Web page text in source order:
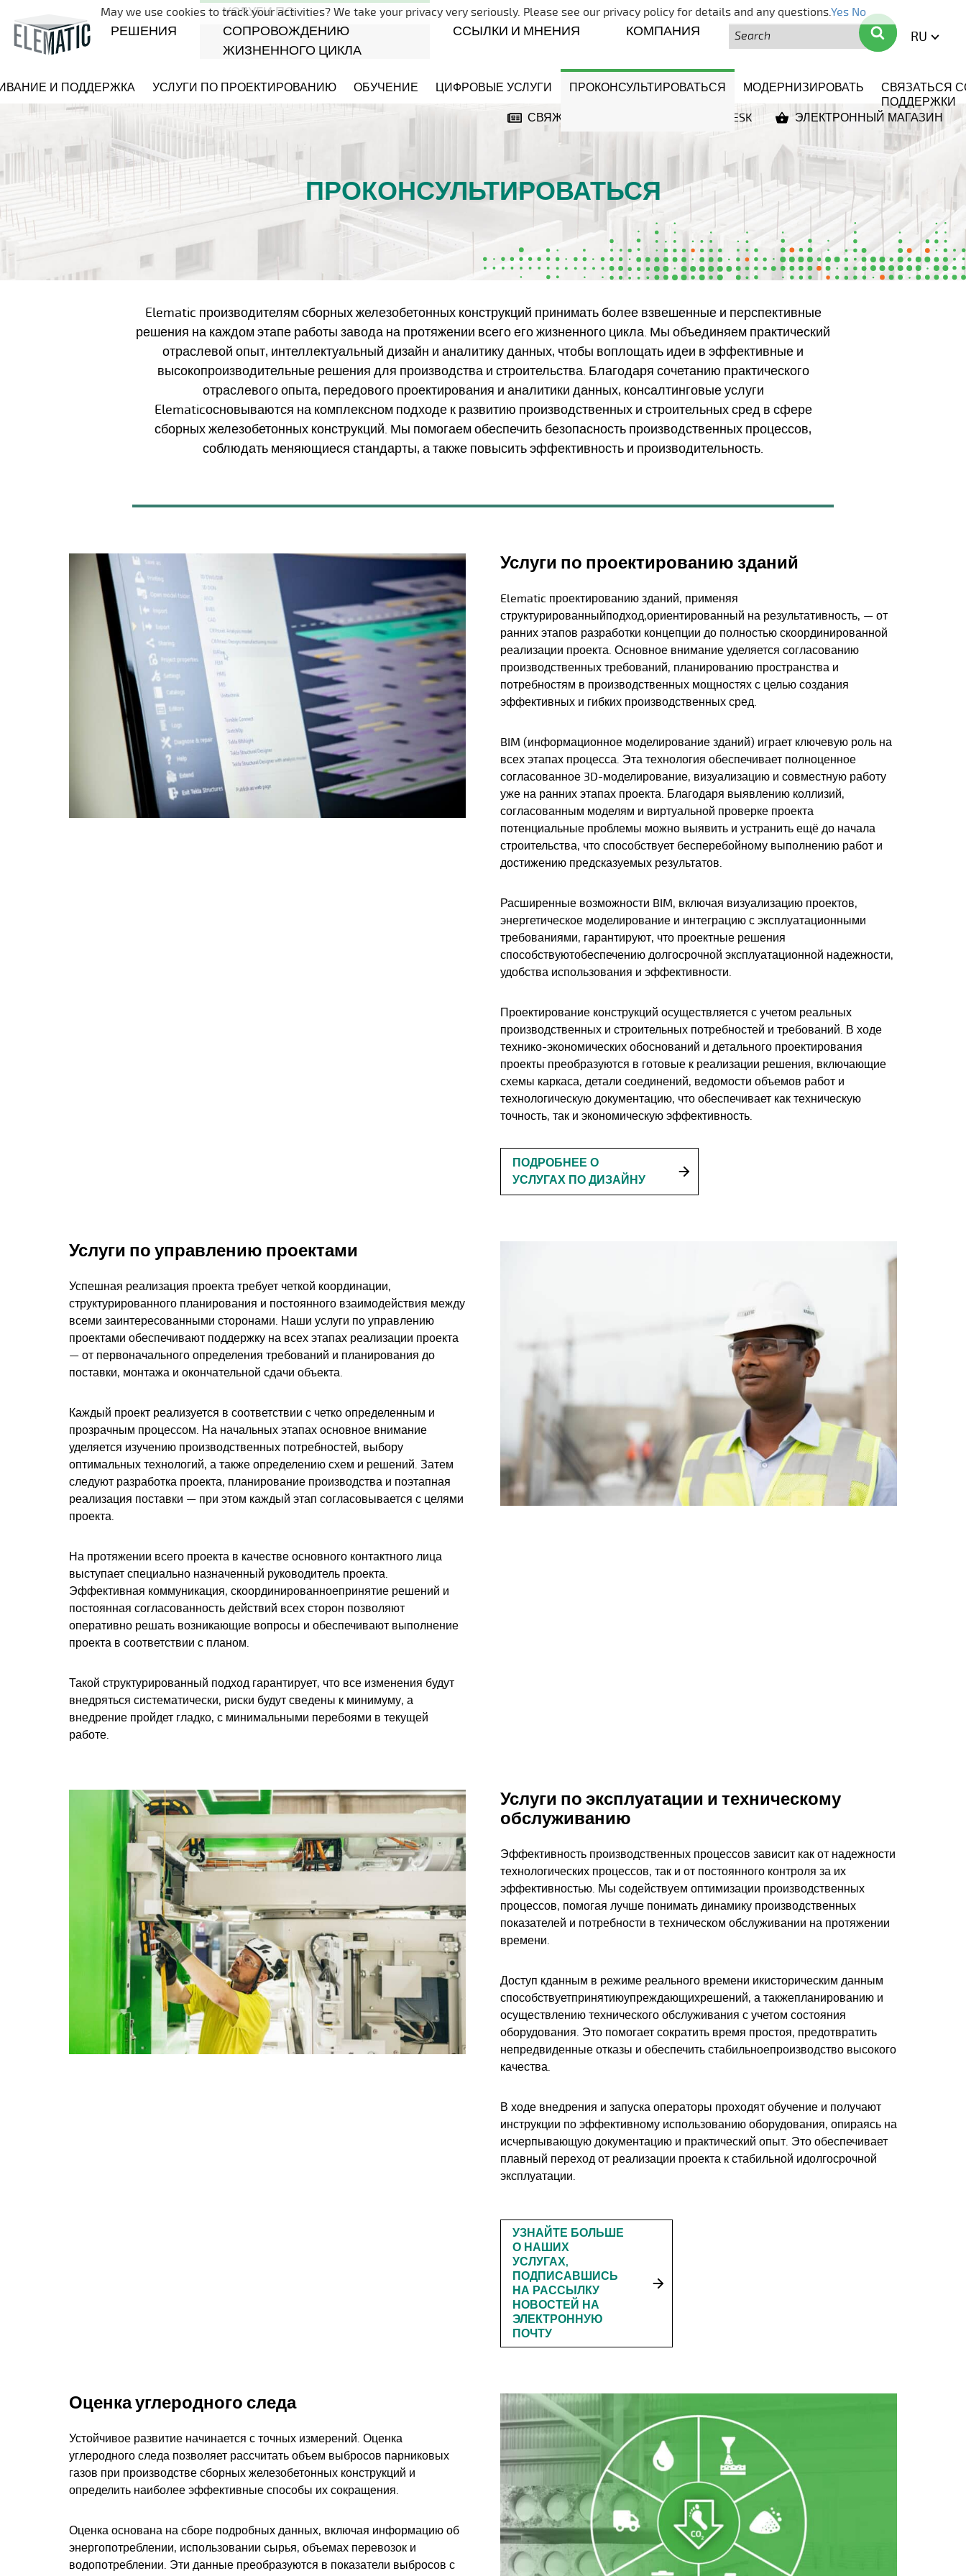
Skip navigation
Поиск
РЕШЕНИЯ
УСЛУГИ ПО
СОПРОВОЖДЕНИЮ
ЖИЗНЕННОГО ЦИКЛА
ССЫЛКИ И МНЕНИЯ КОМПАНИЯ
И ПОДДЕРЖКА УСЛУГИ ПО ПРОЕКТИРОВАНИЮ ОБУЧЕНИЕ ЦИФРОВЫЕ УСЛУГИ ПРОКОНСУЛЬТИРОВАТЬСЯ МОДЕРНИЗИРОВАТЬ
СВЯЗАТЬСЯ
ПОДДЕРЖКИ
Поиск
RU
СВЯЖИТЕСЬ С НАМИ! HELPDESK ЭЛЕКТРОННЫЙ МАГАЗИН
ПРОКОНСУЛЬТИРОВАТЬСЯ
Elematic производителям сборных железобетонных конструкций принимать более взвешенные и перспективные
решения на каждом этапе работы завода на протяжении всего его жизненного цикла. Мы объединяем практический
отраслевой опыт, интеллектуальный дизайн и аналитику данных, чтобы воплощать идеи в эффективные и
высокопроизводительные решения для производства и строительства. Благодаря сочетанию практического
отраслевого опыта, передового проектирования и аналитики данных, консалтинговые услуги
Elematicосновываются на комплексном подходе к развитию производственных и строительных сред в сфере
сборных железобетонных конструкций. Мы помогаем обеспечить безопасность производственных процессов,
соблюдать меняющиеся стандарты, а также повысить эффективность и производительность.
Услуги по проектированию зданий
Elematic проектированию зданий, применяя
структурированныйподход,ориентированный на результативность, — от
ранних этапов разработки концепции до полностью скоординированной
реализации проекта. Основное внимание уделяется согласованию
производственных требований, планированию пространства и
потребностям в производственных мощностях с целью создания
эффективных и гибких производственных сред.
BIM (информационное моделирование зданий) играет ключевую роль на
всех этапах процесса. Эта технология обеспечивает полноценное
согласованное 3D-моделирование, визуализацию и совместную работу
уже на ранних этапах проекта. Благодаря выявлению коллизий,
согласованным моделям и виртуальной проверке проекта
потенциальные проблемы можно выявить и устранить ещё до начала
строительства, что способствует бесперебойному выполнению работ и
достижению предсказуемых результатов.
Расширенные возможности BIM, включая визуализацию проектов,
энергетическое моделирование и интеграцию с эксплуатационными
требованиями, гарантируют, что проектные решения
способствуютобеспечению долгосрочной эксплуатационной надежности,
удобства использования и эффективности.
Проектирование конструкций осуществляется с учетом реальных
производственных и строительных потребностей и требований. В ходе
технико-экономических обоснований и детального проектирования
проекты преобразуются в готовые к реализации решения, включающие
схемы каркаса, детали соединений, ведомости объемов работ и
технологическую документацию, что обеспечивает как техническую
точность, так и экономическую эффективность.
ПОДРОБНЕЕ О
УСЛУГАХ ПО ДИЗАЙНУ
Услуги по управлению проектами
Успешная реализация проекта требует четкой координации,
структурированного планирования и постоянного взаимодействия между
всеми заинтересованными сторонами. Наши услуги по управлению
проектами обеспечивают поддержку на всех этапах реализации проекта
— от первоначального определения требований и планирования до
поставки, монтажа и окончательной сдачи объекта.
Каждый проект реализуется в соответствии с четко определенным и
прозрачным процессом. На начальных этапах основное внимание
уделяется изучению производственных потребностей, выбору
оптимальных технологий, а также определению схем и решений. Затем
следуют разработка проекта, планирование производства и поэтапная
реализация поставки — при этом каждый этап согласовывается с целями
проекта.
На протяжении всего проекта в качестве основного контактного лица
выступает специально назначенный руководитель проекта.
Эффективная коммуникация, скоординированноепринятие решений и
постоянная согласованность действий всех сторон позволяют
оперативно решать возникающие вопросы и обеспечивают выполнение
проекта в соответствии с планом.
Такой структурированный подход гарантирует, что все изменения будут
внедряться систематически, риски будут сведены к минимуму, а
внедрение пройдет гладко, с минимальными перебоями в текущей
работе.
Услуги по эксплуатации и техническому
обслуживанию
Эффективность производственных процессов зависит как от надежности
технологических процессов, так и от постоянного контроля за их
эффективностью. Мы содействуем оптимизации производственных
процессов, помогая лучше понимать динамику производственных
показателей и потребности в техническом обслуживании на протяжении
времени.
Доступ кданным в режиме реального времени икисторическим данным
способствуетпринятиюупреждающихрешений, а такжепланированию и
осуществлению технического обслуживания с учетом состояния
оборудования. Это помогает сократить время простоя, предотвратить
непредвиденные отказы и обеспечить стабильноепроизводство высокого
качества.
В ходе внедрения и запуска операторы проходят обучение и получают
инструкции по эффективному использованию оборудования, опираясь на
исчерпывающую документацию и практический опыт. Это обеспечивает
плавный переход от реализации проекта к стабильной идолгосрочной
эксплуатации.
УЗНАЙТЕ БОЛЬШЕ
О НАШИХ
УСЛУГАХ,
ПОДПИСАВШИСЬ
НА РАССЫЛКУ
НОВОСТЕЙ НА
ЭЛЕКТРОННУЮ
ПОЧТУ
Оценка углеродного следа
Устойчивое развитие начинается с точных измерений. Оценка
углеродного следа позволяет рассчитать объем выбросов парниковых
газов при производстве сборных железобетонных конструкций и
определить наиболее эффективные способы их сокращения.
Оценка основана на сборе подробных данных, включая информацию об
энергопотреблении, использовании сырья, объемах перевозок и
водопотреблении. Эти данные преобразуются в показатели выбросов с
May we use cookies to track your activities? We take your privacy very seriously. Please see our privacy policy for details and any questions.Yes No